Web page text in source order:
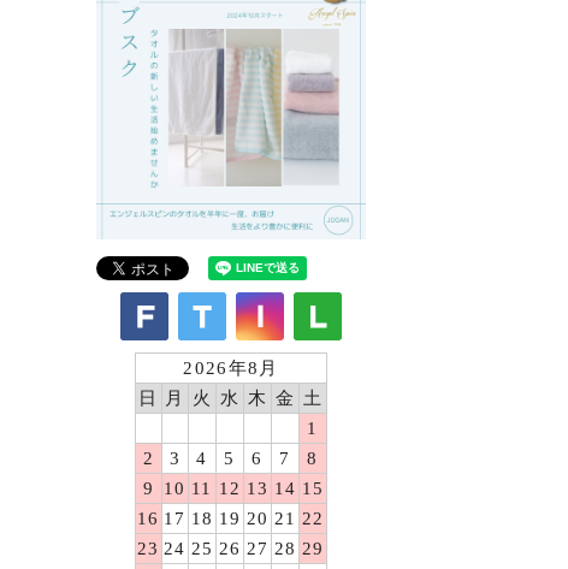
2026年8月
日
月 火 水 木 金
土
1
2
3 4 5 6 7
8
9
10 11 12 13 14 15
16 17 18 19 20 21
22
23 24 25 26 27 28 29